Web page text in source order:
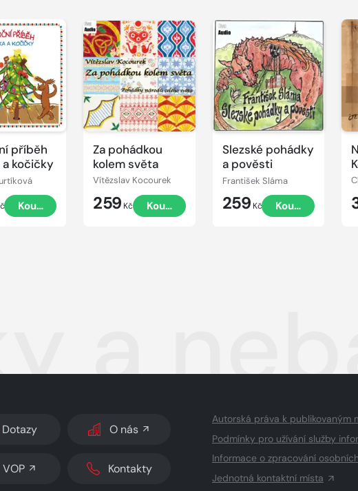
příběh
a kočičky
Koupit
Za pohádkou
kolem světa
Vítězslav Kocourek
259 Kč Koupit
Přehrát
ukázku
Slezské pohádky
a pověsti
František Sláma
259 Kč Koupit
Přehrát
ukázku
a
Dotazy O nás
VOP Kontakty
Autorská práva k publikovaným
Podmínky pro užívání služby
Informace o zpracování
Jednotná kontaktní místa